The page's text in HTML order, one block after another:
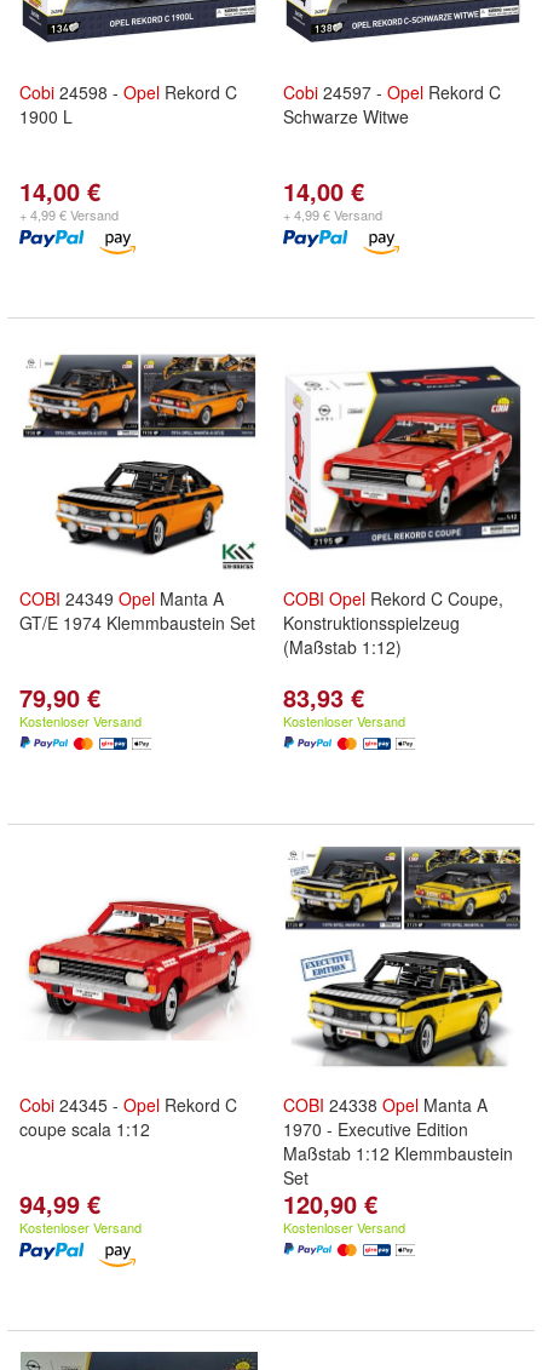
Cobi 24598 - Opel Rekord C
1900 L
14,00 €
+ 4,99 € Versand
Cobi 24597 - Opel Rekord C
Schwarze Witwe
14,00 €
+ 4,99 € Versand
COBI 24349 Opel Manta A
GT/E 1974 Klemmbaustein Set
79,90 €
Kostenloser Versand
COBI Opel Rekord C Coupe,
Konstruktionsspielzeug
(Maßstab 1:12)
83,93 €
Kostenloser Versand
Cobi 24345 - Opel Rekord C
coupe scala 1:12
94,99 €
Kostenloser Versand
COBI 24338 Opel Manta A
1970 - Executive Edition
Maßstab 1:12 Klemmbaustein
Set
120,90 €
Kostenloser Versand